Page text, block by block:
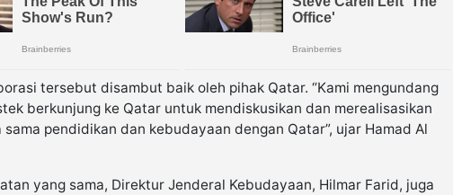
tersebut disambut baik oleh pihak Qatar. “Kami mengundang
berkunjung ke Qatar untuk mendiskusikan dan merealisasikan
pendidikan dan kebudayaan dengan Qatar”, ujar Hamad Al
yang sama, Direktur Jenderal Kebudayaan, Hilmar Farid, juga